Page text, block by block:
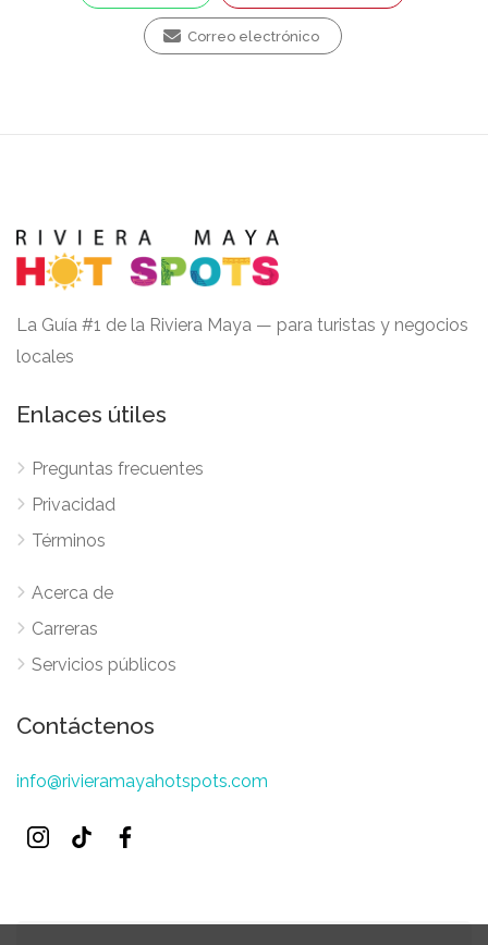
Correo electrónico
La Guía #1 de la Riviera Maya — para turistas y negocios
locales
Enlaces útiles
Preguntas frecuentes
Privacidad
Términos
Acerca de
Carreras
Servicios públicos
Contáctenos
info@rivieramayahotspots.com